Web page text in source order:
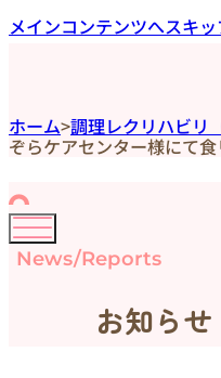
メインコンテンツへスキ
ホーム>調理レクリハビリ
ぞらケアセンター様にて
News/Reports
お知ら